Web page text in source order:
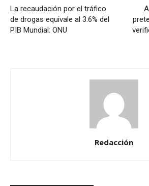
La recaudación por el tráfico
de drogas equivale al 3.6% del
PIB Mundial: ONU
Redacción